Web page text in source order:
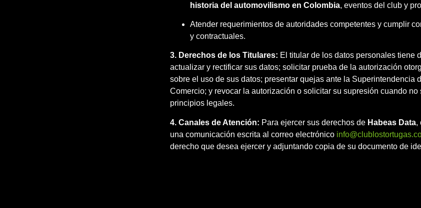
historia del automovilismo en Colombia, eventos del club y
Atender requerimientos de autoridades competentes y cumplir
y contractuales.
3. Derechos de los Titulares: El titular de los datos personales tiene
actualizar y rectificar sus datos; solicitar prueba de la autorización
sobre el uso de sus datos; presentar quejas ante la Superintendencia
Comercio; y revocar la autorización o solicitar su supresión cuando no
principios legales.
4. Canales de Atención: Para ejercer sus derechos de Habeas Data,
una comunicación escrita al correo electrónico
derecho que desea ejercer y adjuntando copia de su documento de